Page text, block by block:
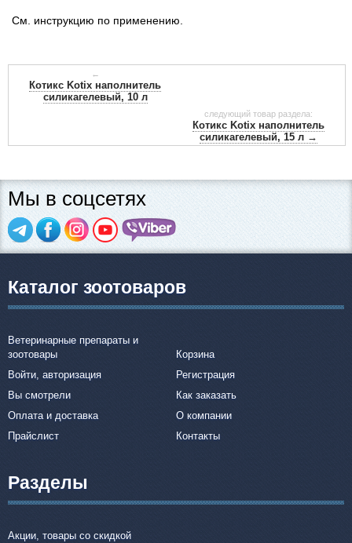
См. инструкцию по применению.
- сухой и чистый туалет наполните наполнителем, слоем от 3
до 4 см.
- Убирайте твердые отходы регулярно.
- Содержимое лотка перемешивайте раз в 1-2 дня.
- Полностью заменяйте наполнитель на свежий не режет 1 раз
- Не выбрасывайте использованный силикагелевый
наполнитель в унитаз, чтобы избежать засорения
канализационных стоков.
←
Котикс Kotix наполнитель
силикагелевый, 10 л
следующий товар раздела:
Котикс Kotix наполнитель
силикагелевый, 15 л →
Мы в соцсетях
Каталог зоотоваров
Ветеринарные препараты и
зоотовары
Корзина
Войти, авторизация
Регистрация
Вы смотрели
Как заказать
Оплата и доставка
О компании
Прайслист
Контакты
Разделы
Акции, товары со скидкой